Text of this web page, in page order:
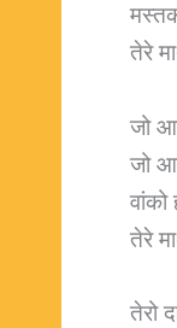
तेरे
जो
जो
वांको
तेरे
तेरो